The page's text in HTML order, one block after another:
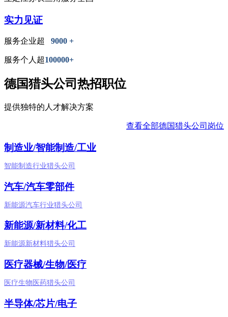
实力见证
服务企业超 9000 +
服务个人超100000+
德国猎头公司热招职位
提供独特的人才解决方案
查看全部德国猎头公司岗位
制造业/智能制造/工业
智能制造行业猎头公司
汽车/汽车零部件
新能源汽车行业猎头公司
新能源/新材料/化工
新能源新材料猎头公司
医疗器械/生物/医疗
医疗生物医药猎头公司
半导体/芯片/电子